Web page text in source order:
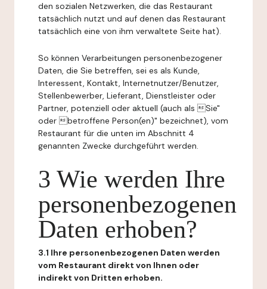
den sozialen Netzwerken, die das Restaurant
tatsächlich nutzt und auf denen das Restaurant
tatsächlich eine von ihm verwaltete Seite hat).
So können Verarbeitungen personenbezogener
Daten, die Sie betreffen, sei es als Kunde,
Interessent, Kontakt, Internetnutzer/Benutzer,
Stellenbewerber, Lieferant, Dienstleister oder
Partner, potenziell oder aktuell (auch als Sie"
oder betroffene Person(en)" bezeichnet), vom
Restaurant für die unten im Abschnitt 4
genannten Zwecke durchgeführt werden.
3 Wie werden Ihre
personenbezogenen
Daten erhoben?
3.1 Ihre personenbezogenen Daten werden
vom Restaurant direkt von Ihnen oder
indirekt von Dritten erhoben.